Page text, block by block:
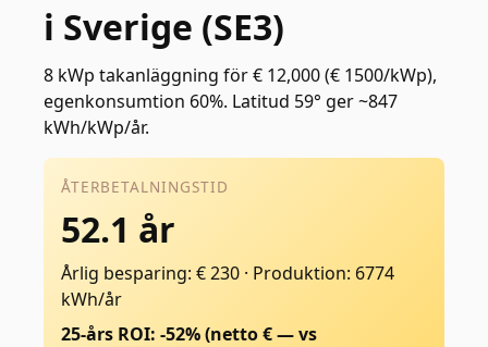
i Sverige (SE3)
8 kWp takanläggning för € 12,000 (€ 1500/kWp),
egenkonsumtion 60%. Latitud 59° ger ~847
kWh/kWp/år.
ÅTERBETALNINGSTID
52.1 år
Årlig besparing: € 230 · Produktion: 6774
kWh/år
25-års ROI: -52% (netto € — vs